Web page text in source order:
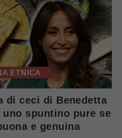
ETNICA
di ceci di Benedetta
spuntino pure se
e genuina